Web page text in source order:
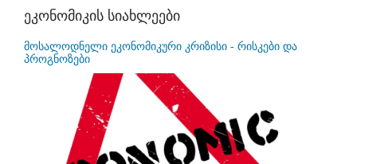
ეკონომიკის სიახლეები
მოსალოდნელი ეკონომიკური კრიზისი - რისკები და
პროგნოზები